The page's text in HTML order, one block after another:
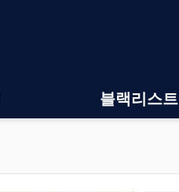
블랙리스트